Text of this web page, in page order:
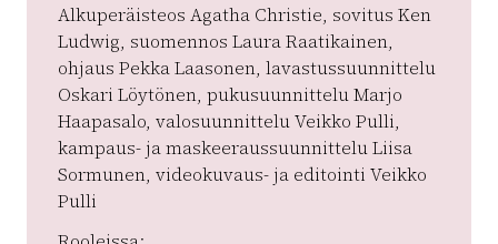
Alkuperäisteos Agatha Christie, sovitus Ken
Ludwig, suomennos Laura Raatikainen,
ohjaus Pekka Laasonen, lavastussuunnittelu
Oskari Löytönen, pukusuunnittelu Marjo
Haapasalo, valosuunnittelu Veikko Pulli,
kampaus- ja maskeeraussuunnittelu Liisa
Sormunen, videokuvaus- ja editointi Veikko
Pulli